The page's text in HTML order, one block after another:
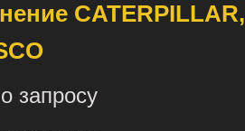
CATERPILLAR,
запросу